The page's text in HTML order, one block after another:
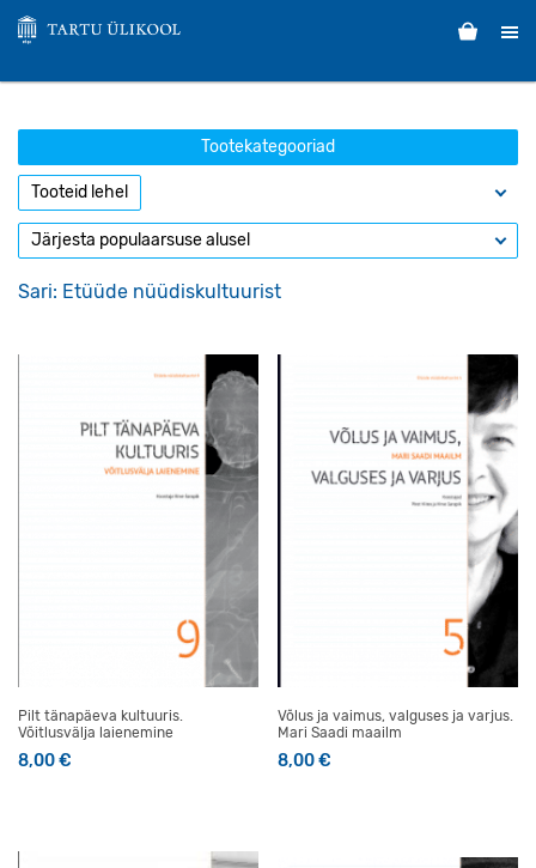
Tootekategooriad
Sari: Etüüde nüüdiskultuurist
Pilt tänapäeva kultuuris.
Võitlusvälja laienemine
8,00€
Võlus ja vaimus, valguses ja varjus.
Mari Saadi maailm
8,00€